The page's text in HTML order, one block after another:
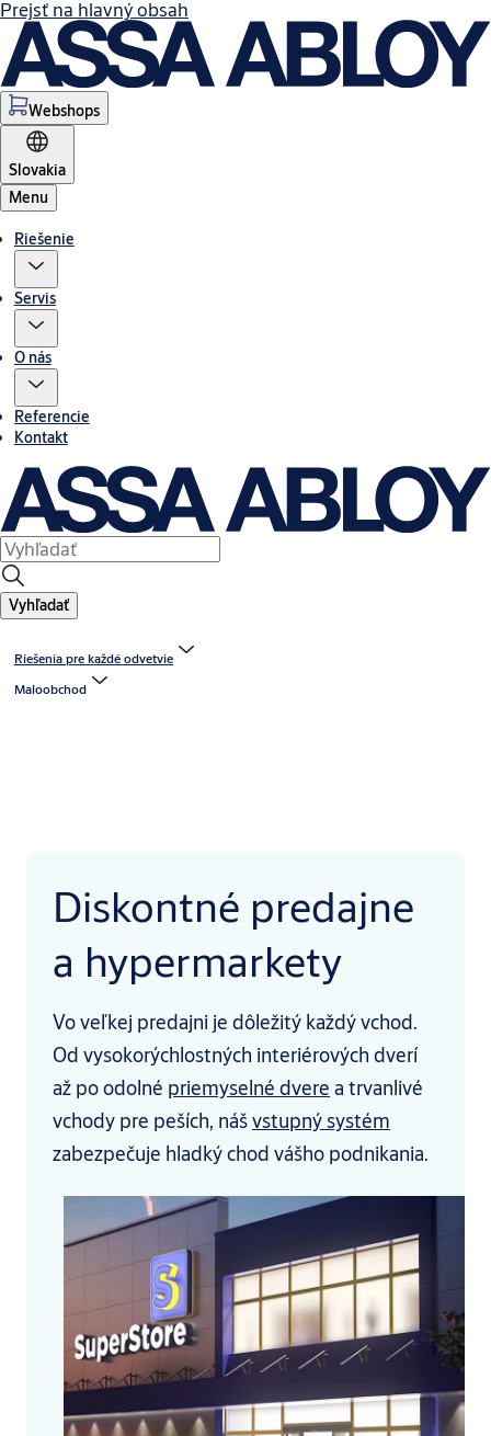
Prejsť na hlavný obsah
Webshops
Slovakia
Menu
Riešenie
Servis
O nás
Referencie
Kontakt
Vyhľadať
Riešenia pre každé odvetvie
Maloobchod
Diskontné predajne
a hypermarkety
Vo veľkej predajni je dôležitý každý vchod.
Od vysokorýchlostných interiérových dverí
až po odolné priemyselné dvere a trvanlivé
vchody pre peších, nášvstupný systém
zabezpečuje hladký chod vášho podnikania.